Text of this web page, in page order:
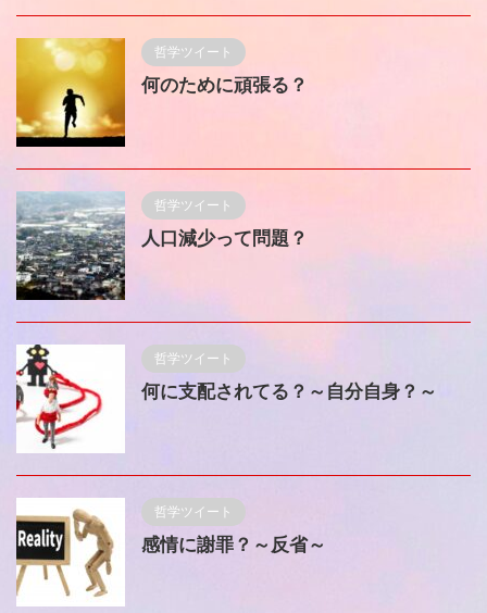
哲学ツイート
何のために頑張る？
哲学ツイート
人口減少って問題？
哲学ツイート
何に支配されてる？～自分自身？～
哲学ツイート
感情に謝罪？～反省～